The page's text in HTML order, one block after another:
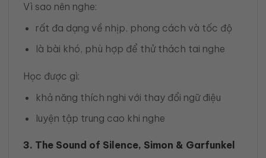
Vì sao nên nghe:
rất đa dạng về nhịp, phong cách và tốc độ
là bài khó, phù hợp để thử thách tai nghe
Học được gì:
khả năng thích nghi với thay đổi ngữ điệu
luyện tập trung cao khi nghe
3. The Sound of Silence, Simon & Garfunkel